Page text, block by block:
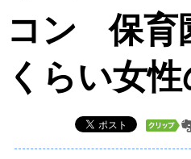
保育
くらい女